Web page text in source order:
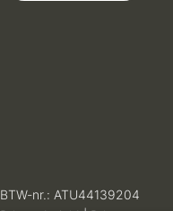
BTW-nr.: ATU44139204